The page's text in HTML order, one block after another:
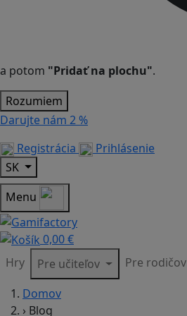
a potom "Pridať na plochu".
Rozumiem
Darujte nám 2 %
Registrácia
Prihlásenie
SK
Menu
0,00 €
Hry
Pre učiteľov Pre rodičov
Domov
› Blog